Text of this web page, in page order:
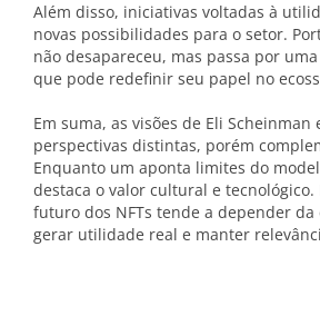
Além disso, iniciativas voltadas à
novas possibilidades para o setor.
não desapareceu, mas passa por
que pode redefinir seu papel no
Em suma, as visões de Eli Scheinman
perspectivas distintas, porém
Enquanto um aponta limites do
destaca o valor cultural e tecnológico.
futuro dos NFTs tende a depender da
gerar utilidade real e manter